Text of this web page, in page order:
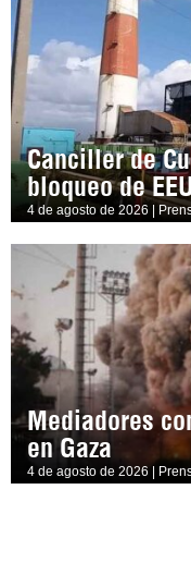
Canciller de
bloqueo de
4 de agosto de 2026 |
Mediadores
en Gaza
4 de agosto de 2026 |